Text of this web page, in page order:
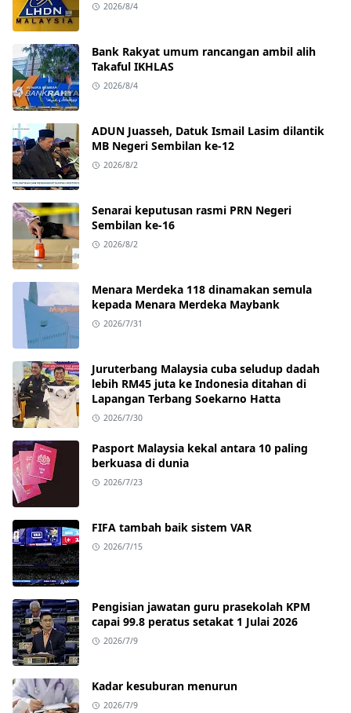
2026/8/4
Bank Rakyat umum rancangan ambil alih
Takaful IKHLAS
2026/8/4
ADUN Juasseh, Datuk Ismail Lasim dilantik
MB Negeri Sembilan ke-12
2026/8/2
Senarai keputusan rasmi PRN Negeri
Sembilan ke-16
2026/8/2
Menara Merdeka 118 dinamakan semula
kepada Menara Merdeka Maybank
2026/7/31
Juruterbang Malaysia cuba seludup dadah
lebih RM45 juta ke Indonesia ditahan di
Lapangan Terbang Soekarno Hatta
2026/7/30
Pasport Malaysia kekal antara 10 paling
berkuasa di dunia
2026/7/23
FIFA tambah baik sistem VAR
2026/7/15
Pengisian jawatan guru prasekolah KPM
capai 99.8 peratus setakat 1 Julai 2026
2026/7/9
Kadar kesuburan menurun
2026/7/9